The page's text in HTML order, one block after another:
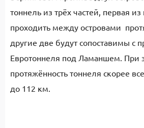
тоннель из трёх частей, первая
проходить между островами
другие две будут сопоставимы с
Евротоннеля под Ламаншем. При
протяжённость тоннеля скорее
до 112 км.